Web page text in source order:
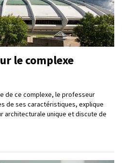
le complexe
de ce complexe, le professeur
de ses caractéristiques, explique
architecturale unique et discute de